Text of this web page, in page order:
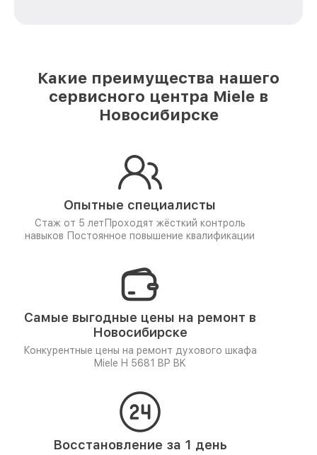
Какие преимущества нашего
сервисного центра Miele в
Новосибирске
Опытные специалисты
Стаж от 5 лет Проходят жёсткий контроль
навыков Постоянное повышение квалификации
Самые выгодные цены на ремонт в
Новосибирске
Конкурентные цены на ремонт духового шкафа
Miele H 5681 BP BK
Восстановление за 1 день